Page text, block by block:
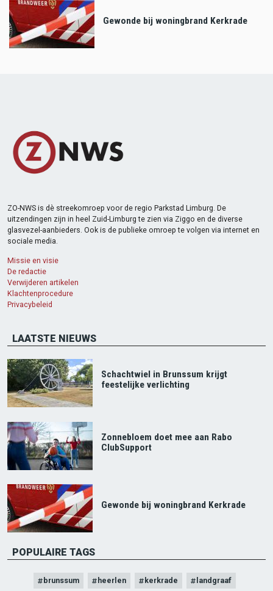
Gewonde bij woningbrand Kerkrade
ZO-NWS is dè streekomroep voor de regio Parkstad Limburg. De
uitzendingen zijn in heel Zuid-Limburg te zien via Ziggo en de diverse
glasvezel-aanbieders. Ook is de publieke omroep te volgen via internet en
sociale media.
Missie en visie
De redactie
Verwijderen artikelen
Klachtenprocedure
Privacybeleid
LAATSTE NIEUWS
Schachtwiel in Brunssum krijgt
feestelijke verlichting
Zonnebloem doet mee aan Rabo
ClubSupport
Gewonde bij woningbrand Kerkrade
POPULAIRE TAGS
brunssum heerlen kerkrade landgraaf